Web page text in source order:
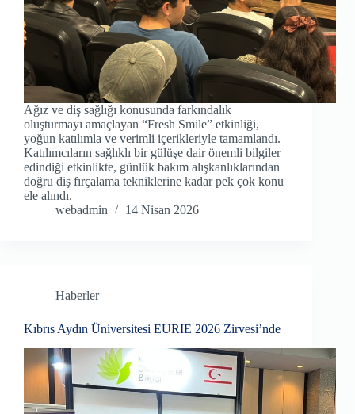
Ağız ve diş sağlığı konusunda farkındalık
oluşturmayı amaçlayan “Fresh Smile” etkinliği,
yoğun katılımla ve verimli içerikleriyle tamamlandı.
Katılımcıların sağlıklı bir gülüşe dair önemli bilgiler
edindiği etkinlikte, günlük bakım alışkanlıklarından
doğru diş fırçalama tekniklerine kadar pek çok konu
ele alındı.
webadmin
14 Nisan 2026
Haberler
Kıbrıs Aydın Üniversitesi EURIE 2026 Zirvesi’nde